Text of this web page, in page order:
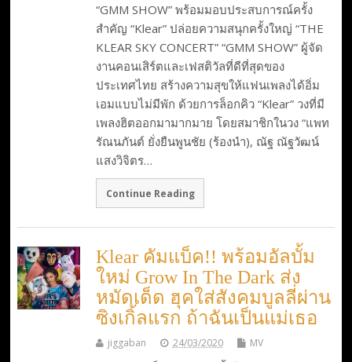
“GMM SHOW” พร้อมมอบประสบการณ์ครั้ง
สำคัญ “Klear” ปล่อยความสนุกครั้งใหญ่ “THE
KLEAR SKY CONCERT” “GMM SHOW” ผู้จัด
งานคอนเสิร์ตและเฟสติวัลที่ดีที่สุดของ
ประเทศไทย สร้างความสุขให้แฟนเพลงได้อิ่ม
เอมแบบไม่มีพัก ด้วยการล็อกคิว “Klear” วงที่มี
เพลงฮิตออกมามากมาย โดยสมาชิกในวง “แพท
รัณนภันต์ ยั่งยืนพูนชัย (ร้องนำ), ณัฐ ณัฐวัฒน์
แสงวิจิตร…
Continue Reading
Klear คัมแบ็ค!! พร้อมอัลบั้ม
ใหม่ Grow In The Dark ส่ง
หมัดเด็ด ฮุคใส่สังคมบูลลี่ผ่าน
ซิงเกิ้ลแรก ถ้าฉันเป็นแม่เธอ
jiggaban 24/03/2020 MV